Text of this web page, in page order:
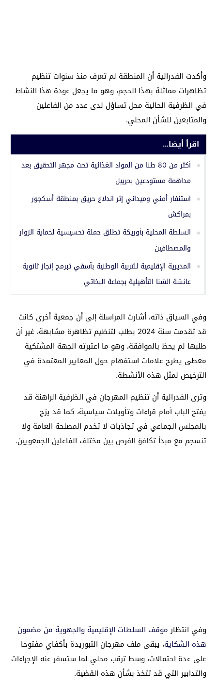
وأكدت الفدرالية أن المنطقة لم تعرف منذ سنوات تنظيم
تظاهرات مماثلة بهذا الحجم، وهو ما يجعل عودة هذا النشاط
في الظرفية الحالية محل تساؤل لدى عدد من الفاعلين
والمتابعين للشأن المحلي.
اقرأ أيضا...
أكثر من 80 طنا من المواد الغذائية تحت مجهر التحقيق بعد
مداهمة مستودعين بحربيل
استنفار أمني وميداني إثر اندلاع حريق بمنطقة أسكجور
بمراكش
السلطة المحلية بأوريكة تطلق حملة تحسيسية لحماية الزوار
والمصطافين
المديرية الإقليمية للتربية الوطنية بآسفي تبرمج إنجاز ثانوية
عائشة الشنا التأهيلية بجماعة البخاتي
وفي السياق ذاته، أشارت المراسلة إلى أن جمعية أخرى كانت
قد تقدمت سنة 2024 بطلب لتنظيم تظاهرة مشابهة، غير أن
طلبها لم يحظ بالموافقة، وهو ما اعتبرته الجهة المشتكية
معطى يطرح علامات استفهام حول المعايير المعتمدة في
الترخيص لمثل هذه الأنشطة.
وترى الفدرالية أن تنظيم المهرجان في الظرفية الراهنة قد
يفتح الباب أمام قراءات وتأويلات سياسية، كما قد يزج
بالمجلس الجماعي في تجاذبات لا تخدم المصلحة العامة ولا
تنسجم مع مبدأ تكافؤ الفرص بين مختلف الفاعلين الجمعويين.
وفي انتظارموقف السلطات الإقليمية والجهوية من مضمون
هذه الشكاية، يبقى ملف مهرجان التبوريدة بأكفاي مفتوحا
على عدة احتمالات، وسط ترقب محلي لما ستسفر عنه الإجراءات
والتدابير التي قد تتخذ بشأن هذه القضية.